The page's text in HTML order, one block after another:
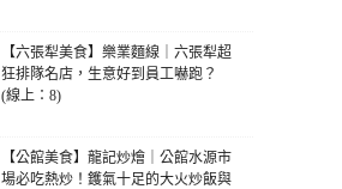
【六張犁美食】樂業麵線｜六張犁超
狂排隊名店，生意好到員工嚇跑？
(線上：8)
【公館美食】龍記炒燴｜公館水源市
場必吃熱炒！鑊氣十足的大火炒飯與